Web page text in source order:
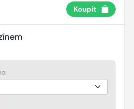
Koupit